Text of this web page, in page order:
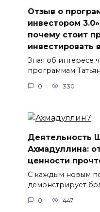
Отзыв о
инвестором
почему стоит
инвестировать
Зная об интересе
программам
0 330
Деятельность
Ахмадуллина:
ценности
С каждым новым
демонстрирует
0 447